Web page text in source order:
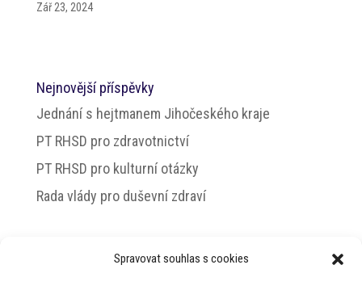
Spravovat souhlas s cookies
Zář 23, 2024
Nejnovější příspěvky
Jednání s hejtmanem Jihočeského kraje
PT RHSD pro zdravotnictví
PT RHSD pro kulturní otázky
Rada vlády pro duševní zdraví